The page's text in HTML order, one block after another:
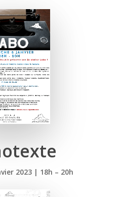
2023 | 18h – 20h